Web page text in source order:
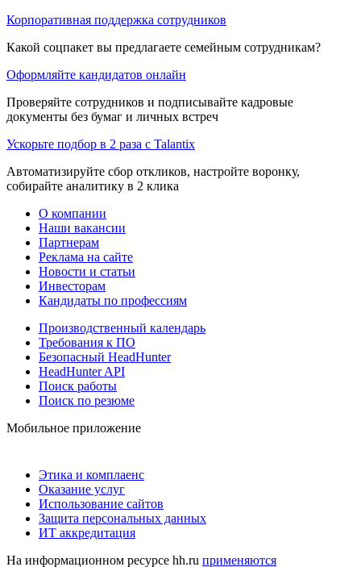
Корпоративная поддержка сотрудников
Какой соцпакет вы предлагаете семейным сотрудникам?
Оформляйте кандидатов онлайн
Проверяйте сотрудников и подписывайте кадровые
документы без бумаг и личных встреч
Ускорьте подбор в 2 раза с Talantix
Автоматизируйте сбор откликов, настройте воронку,
собирайте аналитику в 2 клика
О компании
Наши вакансии
Партнерам
Реклама на сайте
Новости и статьи
Инвесторам
Кандидаты по профессиям
Производственный календарь
Требования к ПО
Безопасный HeadHunter
HeadHunter API
Поиск работы
Поиск по резюме
Мобильное приложение
Этика и комплаенс
Оказание услуг
Использование сайтов
Защита персональных данных
ИТ аккредитация
На информационном ресурсе hh.ru применяются